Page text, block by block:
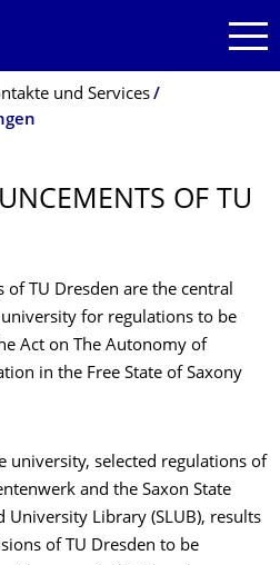
und Services
OF TU
of TU Dresden are the central
for regulations to be
Act on The Autonomy of
in the Free State of Saxony
university, selected regulations of
and the Saxon State
University Library (SLUB), results
of TU Dresden to be